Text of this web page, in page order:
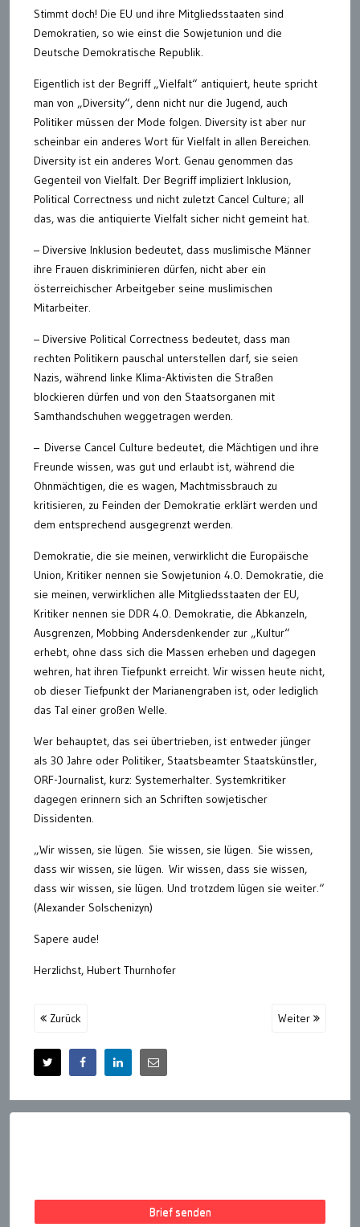
Stimmt doch! Die EU und ihre Mitgliedsstaaten sind
Demokratien, so wie einst die Sowjetunion und die
Deutsche Demokratische Republik.
Eigentlich ist der Begriff „Vielfalt“ antiquiert, heute spricht
man von „Diversity“, denn nicht nur die Jugend, auch
Politiker müssen der Mode folgen. Diversity ist aber nur
scheinbar ein anderes Wort für Vielfalt in allen Bereichen.
Diversity ist ein anderes Wort. Genau genommen das
Gegenteil von Vielfalt. Der Begriff impliziert Inklusion,
Political Correctness und nicht zuletzt Cancel Culture; all
das, was die antiquierte Vielfalt sicher nicht gemeint hat.
– Diversive Inklusion bedeutet, dass muslimische Männer
ihre Frauen diskriminieren dürfen, nicht aber ein
österreichischer Arbeitgeber seine muslimischen
Mitarbeiter.
– Diversive Political Correctness bedeutet, dass man
rechten Politikern pauschal unterstellen darf, sie seien
Nazis, während linke Klima-Aktivisten die Straßen
blockieren dürfen und von den Staatsorganen mit
Samthandschuhen weggetragen werden.
– Diverse Cancel Culture bedeutet, die Mächtigen und ihre
Freunde wissen, was gut und erlaubt ist, während die
Ohnmächtigen, die es wagen, Machtmissbrauch zu
kritisieren, zu Feinden der Demokratie erklärt werden und
dem entsprechend ausgegrenzt werden.
Demokratie, die sie meinen, verwirklicht die Europäische
Union, Kritiker nennen sie Sowjetunion 4.0. Demokratie, die
sie meinen, verwirklichen alle Mitgliedsstaaten der EU,
Kritiker nennen sie DDR 4.0. Demokratie, die Abkanzeln,
Ausgrenzen, Mobbing Andersdenkender zur „Kultur“
erhebt, ohne dass sich die Massen erheben und dagegen
wehren, hat ihren Tiefpunkt erreicht. Wir wissen heute nicht,
ob dieser Tiefpunkt der Marianengraben ist, oder lediglich
das Tal einer großen Welle.
Wer behauptet, das sei übertrieben, ist entweder jünger
als 30 Jahre oder Politiker, Staatsbeamter Staatskünstler,
ORF-Journalist, kurz: Systemerhalter. Systemkritiker
dagegen erinnern sich an Schriften sowjetischer
Dissidenten.
„Wir wissen, sie lügen. Sie wissen, sie lügen. Sie wissen,
dass wir wissen, sie lügen. Wir wissen, dass sie wissen,
dass wir wissen, sie lügen. Und trotzdem lügen sie weiter.“
(Alexander Solschenizyn)
Sapere aude!
Herzlichst, Hubert Thurnhofer
Zurück Weiter
Brief senden